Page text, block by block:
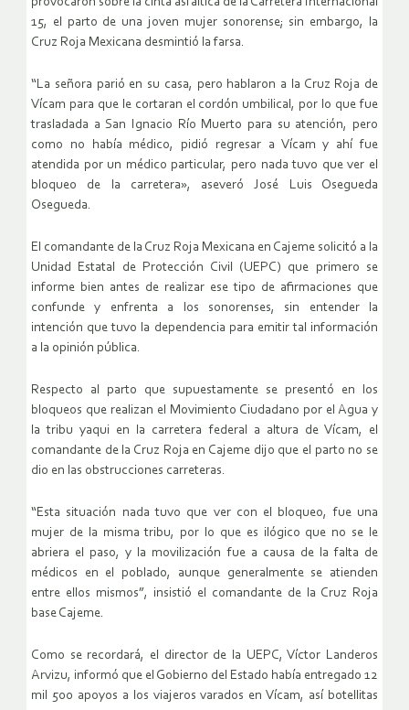
15, el parto de una joven mujer sonorense; sin embargo, la
Cruz Roja Mexicana desmintió la farsa.
“La señora parió en su casa, pero hablaron a la Cruz Roja de
Vícam para que le cortaran el cordón umbilical, por lo que fue
trasladada a San Ignacio Río Muerto para su atención, pero
como no había médico, pidió regresar a Vícam y ahí fue
atendida por un médico particular, pero nada tuvo que ver el
bloqueo de la carretera», aseveró José Luis Osegueda
Osegueda.
El comandante de la Cruz Roja Mexicana en Cajeme solicitó a la
Unidad Estatal de Protección Civil (UEPC) que primero se
informe bien antes de realizar ese tipo de afirmaciones que
confunde y enfrenta a los sonorenses, sin entender la
intención que tuvo la dependencia para emitir tal información
a la opinión pública.
Respecto al parto que supuestamente se presentó en los
bloqueos que realizan el Movimiento Ciudadano por el Agua y
la tribu yaqui en la carretera federal a altura de Vícam, el
comandante de la Cruz Roja en Cajeme dijo que el parto no se
dio en las obstrucciones carreteras.
“Esta situación nada tuvo que ver con el bloqueo, fue una
mujer de la misma tribu, por lo que es ilógico que no se le
abriera el paso, y la movilización fue a causa de la falta de
médicos en el poblado, aunque generalmente se atienden
entre ellos mismos”, insistió el comandante de la Cruz Roja
base Cajeme.
Como se recordará, el director de la UEPC, Víctor Landeros
Arvizu, informó que el Gobierno del Estado había entregado 12
mil 500 apoyos a los viajeros varados en Vícam, así botellitas